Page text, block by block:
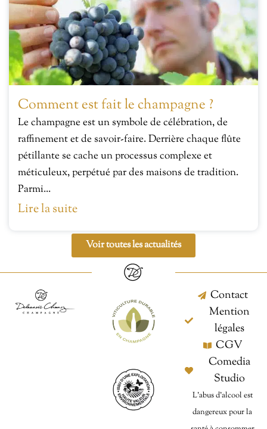
Comment est fait le champagne ?
Le champagne est un symbole de célébration, de
raffinement et de savoir-faire. Derrière chaque flûte
pétillante se cache un processus complexe et
méticuleux, perpétué par des maisons de tradition.
Parmi...
Lire la suite
Voir toutes les actualités
Contact
Mention
légales
CGV
Comedia
Studio
L’abus d’alcool est
dangereux pour la